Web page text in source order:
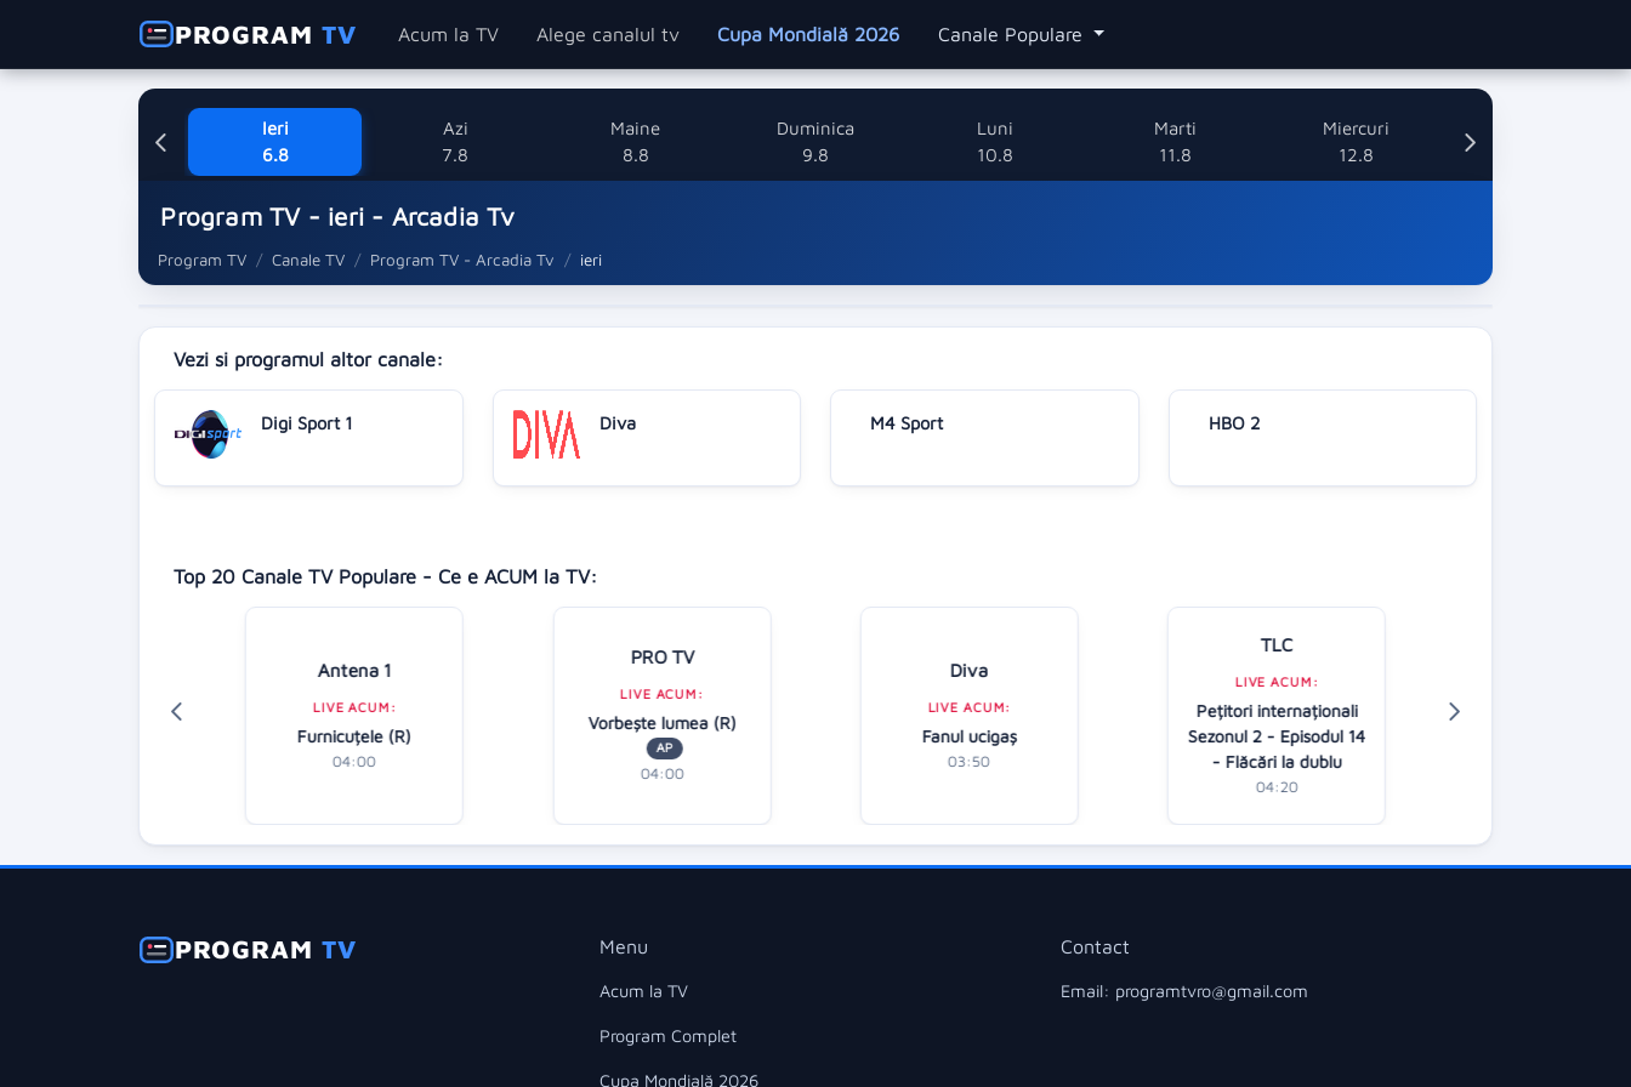
PROGRAMTV Acum la TV Alege canalul tv Cupa Mondială 2026 Canale Populare
Ieri
6.8
Azi
7.8
Maine
8.8
Duminica
9.8
Luni
10.8
Marti
11.8
Miercuri
12.8
Program TV - ieri - Arcadia Tv
Program TV Canale TV Program TV - Arcadia Tv ieri
Vezi si programul altor canale:
Digi Sport 1 Diva M4 Sport HBO 2
Top 20 Canale TV Populare - Ce e ACUM la TV:
Antena 1
LIVE ACUM:
Furnicuțele (R)
04:00
PRO TV
LIVE ACUM:
Vorbeşte lumea (R)
AP
04:00
Diva
LIVE ACUM:
Fanul ucigaș
03:50
TLC
LIVE ACUM:
Pețitori internaționali
Sezonul 2 - Episodul 14
- Flăcări la dublu
04:20
PROGRAMTV Menu
Acum la TV
Program Complet
Cupa Mondială 2026
Contact
Email: programtvro@gmail.com